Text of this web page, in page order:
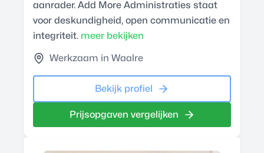
aanrader. Add More Administraties staat
voor deskundigheid, open communicatie en
integriteit. meer bekijken
Werkzaam in Waalre
Bekijk profiel
Prijsopgaven vergelijken